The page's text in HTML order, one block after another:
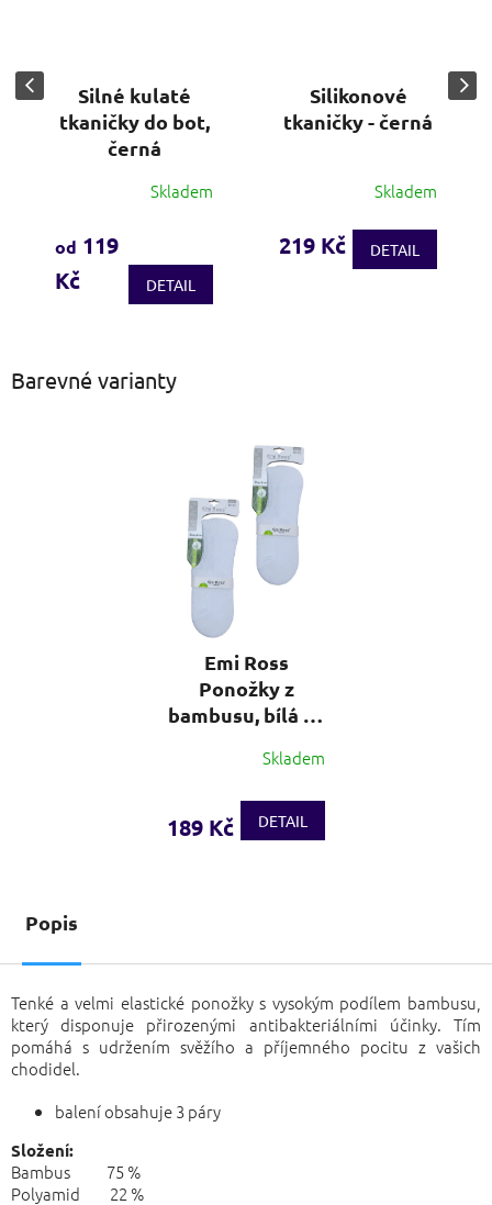
Silné kulaté
tkaničky do bot,
černá
produktu
je
3,7
Skladem
od 119
Kč
DETAIL
Silikonové
tkaničky - černá
produktu
je
Skladem
219 Kč DETAIL
Barevné varianty
Emi Ross
Ponožky z
bambusu, bílá - 3
je
Skladem
189 Kč DETAIL
Popis
Tenké a velmi elastické ponožky s vysokým podílem bambusu,
který disponuje přirozenými antibakteriálními účinky. Tím
pomáhá s udržením svěžího a příjemného pocitu z vašich
chodidel.
balení obsahuje 3 páry
Složení:
Bambus 75 %
Polyamid 22 %